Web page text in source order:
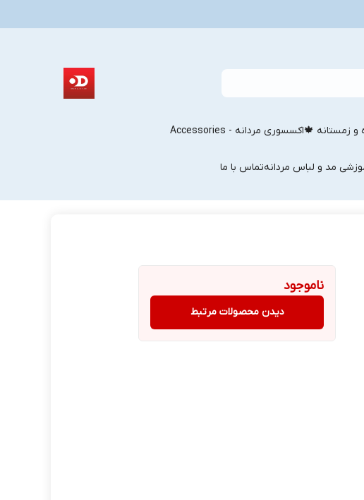
و زمستانه 🍁اکسسوری مردانه - Accessories
مد و لباس مردانهتماس با ما
ناموجود
دیدن محصولات مرتبط